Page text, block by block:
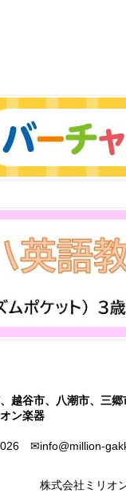
越谷市、八潮市、
ン楽器
✉info@million-
株式会社ミリオ